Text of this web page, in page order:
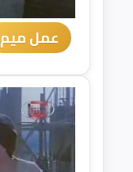
عمل ميم